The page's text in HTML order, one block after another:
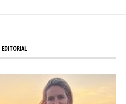
EDITORIAL